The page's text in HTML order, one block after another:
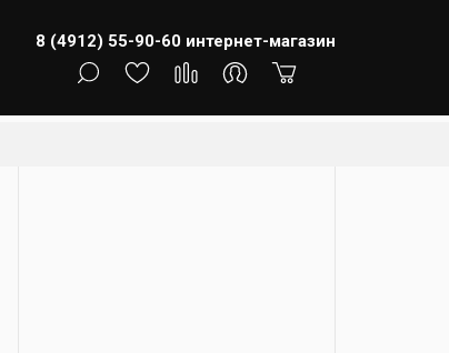
8 (4912) 55-90-60 интернет-магазин